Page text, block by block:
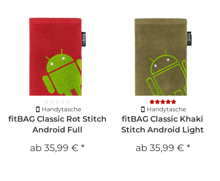
Handytasche
fitBAG Classic Rot Stitch
Android Full
ab35,99 €*
Handytasche
fitBAG Classic Khaki
Stitch Android Light
ab 35,99 € *